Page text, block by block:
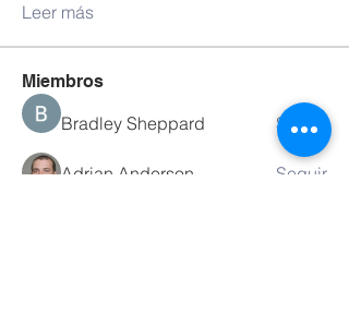
Leer más
Miembros
Bradley Sheppard Seguir
Adrian Anderson Seguir